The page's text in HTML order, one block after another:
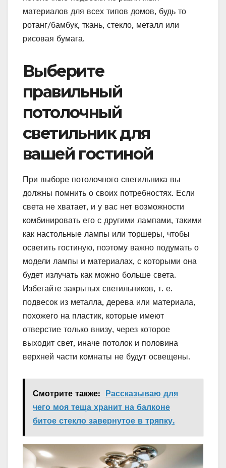
материалов для всех типов домов, будь то
ротанг/бамбук, ткань, стекло, металл или
рисовая бумага.
Выберите
правильный
потолочный
светильник для
вашей гостиной
При выборе потолочного светильника вы
должны помнить о своих потребностях. Если
света не хватает, и у вас нет возможности
комбинировать его с другими лампами, такими
как настольные лампы или торшеры, чтобы
осветить гостиную, поэтому важно подумать о
модели лампы и материалах, с которыми она
будет излучать как можно больше света.
Избегайте закрытых светильников, т. е.
подвесок из металла, дерева или материала,
похожего на пластик, которые имеют
отверстие только внизу, через которое
выходит свет, иначе потолок и половина
верхней части комнаты не будут освещены.
Смотрите также:
Рассказываю для
чего моя теща хранит на балконе
битое стекло завернутое в тряпку.